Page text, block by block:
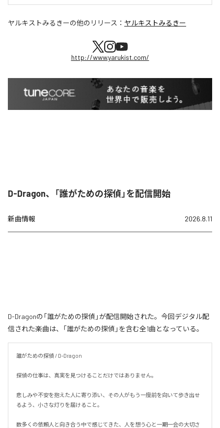
ヤルキストみるきーの他のリリース： ヤルキストみるきー
http://www.yarukist.com/
D-Dragon、「誰がための探偵」を配信開始
新曲情報 2026.8.11
D-Dragonの「誰がための探偵」が配信開始された。今回デジタル配
信された楽曲は、「誰がための探偵」を含む全1曲となっている。
誰がための探偵 / D-Dragon
探偵の仕事は、真実を見つけることだけではありません。
悲しみや不安を抱えた人に寄り添い、その人がもう一度前を向いて歩き出せ
るよう、小さな灯りを届けること。
数多くの依頼人と向き合う中で感じてきた、人を想う心と一期一会の大切さ